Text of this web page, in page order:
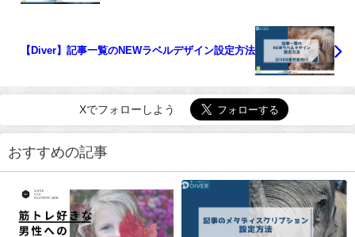
【Diver】記事一覧のNEWラベルデザイン設定方法
Xでフォローしよう
おすすめの記事